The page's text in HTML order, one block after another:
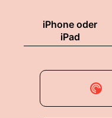
iPhone oder
iPad